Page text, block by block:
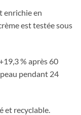
enrichie en
est testée sous
% après 60
pendant 24
et recyclable.